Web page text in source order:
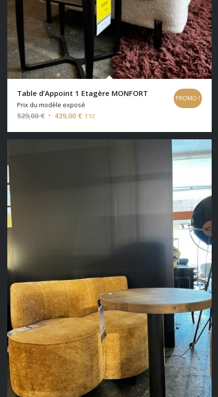
Table d’Appoint 1 Etagère MONFORT
Prix du modèle exposé
529,00€ Le
initial
439,00 € Le
actuel
TTC
PROMO !